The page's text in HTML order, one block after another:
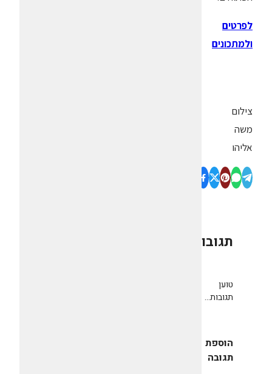
לפרטים
ולמתכונים
צילום
משה
אליהו
תגובות
טוען
תגובות...
הוספת
תגובה